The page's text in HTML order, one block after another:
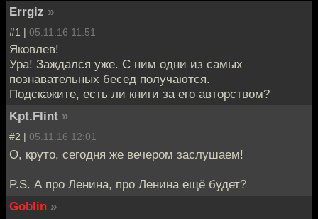
Errgiz »
#1 | 05.11.16 11:51
Яковлев!
Ура! Заждался уже. С ним одни из самых
познавательных бесед получаются.
Подскажите, есть ли книги за его авторством?
Kpt.Flint »
#2 | 05.11.16 12:01
О, круто, сегодня же вечером заслушаем!
P.S. А про Ленина, про Ленина ещё будет?
Goblin »